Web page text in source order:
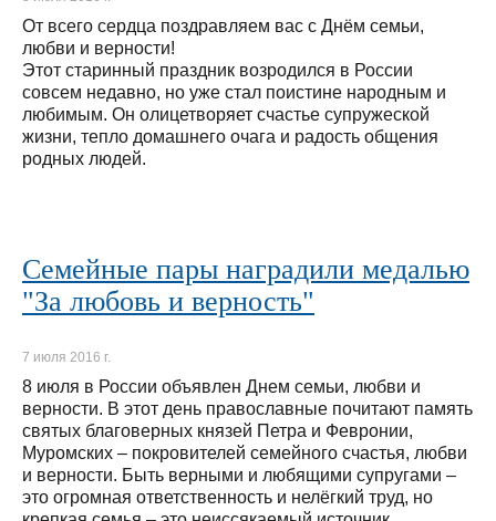
От всего сердца поздравляем вас с Днём семьи,
любви и верности!
Этот старинный праздник возродился в России
совсем недавно, но уже стал поистине народным и
любимым. Он олицетворяет счастье супружеской
жизни, тепло домашнего очага и радость общения
родных людей.
Семейные пары наградили медалью
"За любовь и верность"
7 июля 2016 г.
8 июля в России объявлен Днем семьи, любви и
верности. В этот день православные почитают память
святых благоверных князей Петра и Февронии,
Муромских – покровителей семейного счастья, любви
и верности. Быть верными и любящими супругами –
это огромная ответственность и нелёгкий труд, но